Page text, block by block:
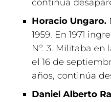
continúa
Horacio Ungaro.
1959. En 1971
Nº. 3. Militaba en
el 16 de
años, continúa
Daniel Alberto